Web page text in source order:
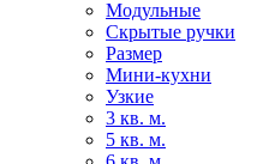
Модульные
Скрытые ручки
Размер
Мини-кухни
Узкие
3 кв. м.
5 кв. м.